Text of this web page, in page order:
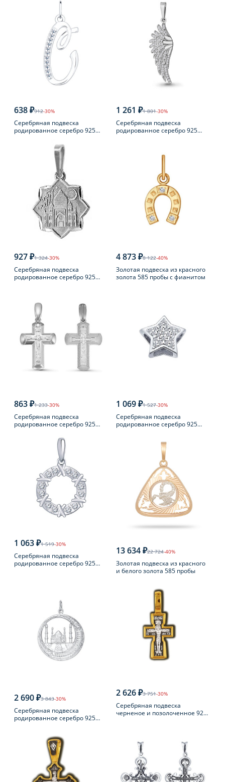
638 ₽912-30%
Серебряная подвеска
родированное серебро 925
1 261 ₽1 801-30%
Серебряная подвеска
родированное серебро 925
927 ₽1 324-30%
Серебряная подвеска
родированное серебро 925
4 873 ₽8 122-40%
Золотая подвеска из красного
золота 585 пробы с фианитом
863 ₽1 233-30%
Серебряная подвеска
родированное серебро 925
1 069 ₽1 527-30%
Серебряная подвеска
родированное серебро 925
1 063 ₽1 519-30%
Серебряная подвеска
родированное серебро 925
13 634 ₽22 724-40%
Золотая подвеска из красного
и белого золота 585 пробы
2 690 ₽3 843-30%
Серебряная подвеска
родированное серебро 925
2 626 ₽3 751-30%
Серебряная подвеска
черненое и позолоченное 925